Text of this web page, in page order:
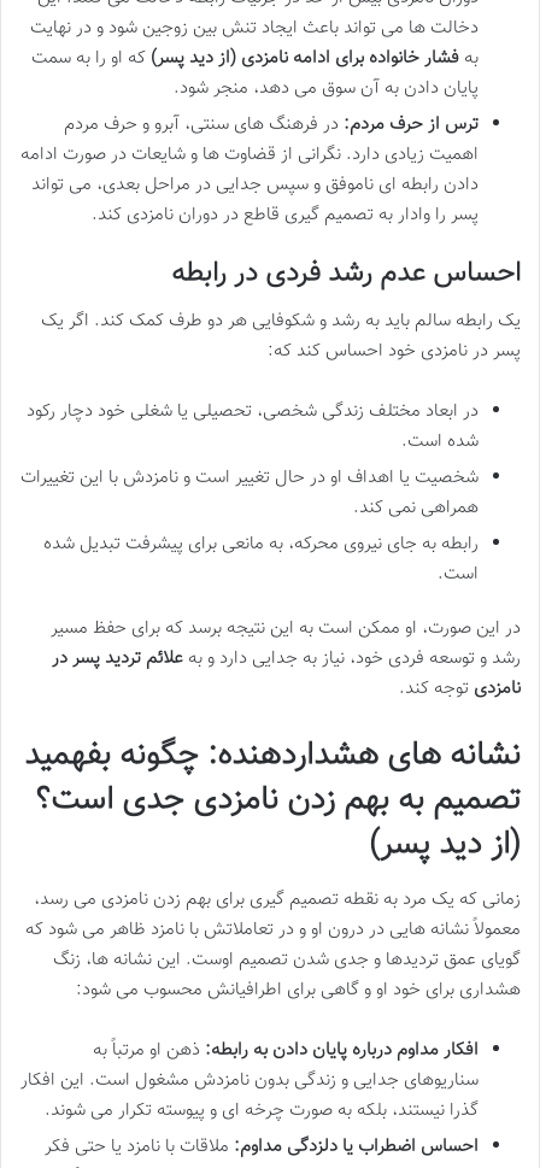
دخالت ها می تواند باعث ایجاد تنش بین زوجین شود و در نهایت
به فشار خانواده برای ادامه نامزدی (از دید پسر) که او را به سمت
پایان دادن به آن سوق می دهد، منجر شود.
ترس از حرف مردم: در فرهنگ های سنتی، آبرو و حرف مردم
اهمیت زیادی دارد. نگرانی از قضاوت ها و شایعات در صورت ادامه
دادن رابطه ای ناموفق و سپس جدایی در مراحل بعدی، می تواند
پسر را وادار به تصمیم گیری قاطع در دوران نامزدی کند.
احساس عدم رشد فردی در رابطه
یک رابطه سالم باید به رشد و شکوفایی هر دو طرف کمک کند. اگر یک
پسر در نامزدی خود احساس کند که:
در ابعاد مختلف زندگی شخصی، تحصیلی یا شغلی خود دچار رکود
شده است.
شخصیت یا اهداف او در حال تغییر است و نامزدش با این تغییرات
همراهی نمی کند.
رابطه به جای نیروی محرکه، به مانعی برای پیشرفت تبدیل شده
است.
در این صورت، او ممکن است به این نتیجه برسد که برای حفظ مسیر
رشد و توسعه فردی خود، نیاز به جدایی دارد و به علائم تردید پسر در
نامزدی توجه کند.
نشانه های هشداردهنده: چگونه بفهمید
تصمیم به بهم زدن نامزدی جدی است؟
(از دید پسر)
زمانی که یک مرد به نقطه تصمیم گیری برای بهم زدن نامزدی می رسد،
معمولاً نشانه هایی در درون او و در تعاملاتش با نامزد ظاهر می شود که
گویای عمق تردیدها و جدی شدن تصمیم اوست. این نشانه ها، زنگ
هشداری برای خود او و گاهی برای اطرافیانش محسوب می شود:
افکار مداوم درباره پایان دادن به رابطه: ذهن او مرتباً به
سناریوهای جدایی و زندگی بدون نامزدش مشغول است. این افکار
گذرا نیستند، بلکه به صورت چرخه ای و پیوسته تکرار می شوند.
احساس اضطراب یا دلزدگی مداوم: ملاقات با نامزد یا حتی فکر